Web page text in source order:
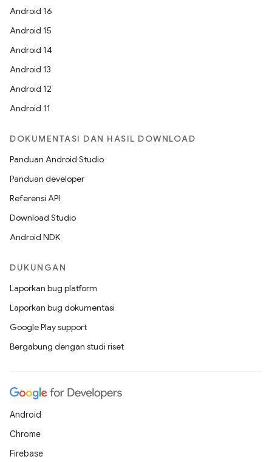
Android 16
Android 15
Android 14
Android 13
Android 12
Android 11
DOKUMENTASI DAN HASIL DOWNLOAD
Panduan Android Studio
Panduan developer
Referensi API
Download Studio
Android NDK
DUKUNGAN
Laporkan bug platform
Laporkan bug dokumentasi
Google Play support
Bergabung dengan studi riset
Android
Chrome
Firebase